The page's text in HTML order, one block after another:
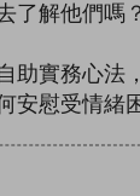
了解他們嗎
助實務心法
安慰受情緒